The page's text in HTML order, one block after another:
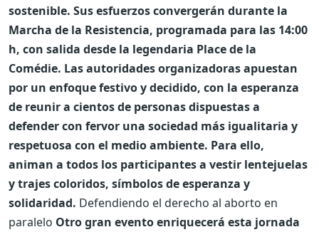
sostenible. Sus esfuerzos convergerán durante la
Marcha de la Resistencia, programada para las 14:00
h, con salida desde la legendaria Place de la
Comédie. Las autoridades organizadoras apuestan
por un enfoque festivo y decidido, con la esperanza
de reunir a cientos de personas dispuestas a
defender con fervor una sociedad más igualitaria y
respetuosa con el medio ambiente. Para ello,
animan a todos los participantes a vestir lentejuelas
y trajes coloridos, símbolos de esperanza y
solidaridad. Defendiendo el derecho al aborto en
paralelo Otro gran evento enriquecerá esta jornada